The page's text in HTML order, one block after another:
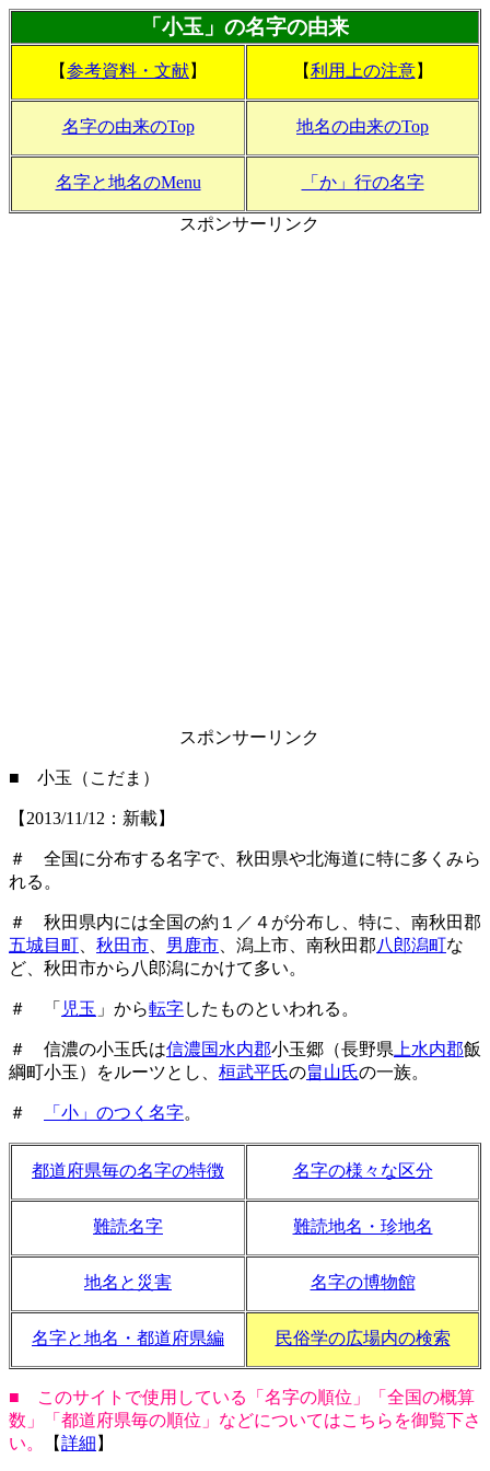
「小玉」の名字の由来
【参考資料・文献】 【利用上の注意】
名字の由来のTop 地名の由来のTop
名字と地名のMenu 「か」行の名字
スポンサーリンク
スポンサーリンク
■ 小玉（こだま）
【2013/11/12：新載】
＃ 全国に分布する名字で、秋田県や北海道に特に多くみら
れる。
＃ 秋田県内には全国の約１／４が分布し、特に、南秋田郡
五城目町
秋田市 男鹿市 、潟上市、南秋田郡八郎潟町な
ど、秋田市から八郎潟にかけて多い。
＃ 「 児玉 」から転字したものといわれる。
＃ 信濃の小玉氏は信濃国水内郡小玉郷（長野県 上水内郡飯
綱町小玉）をルーツとし、 桓武平氏の畠山氏の一族。
＃ 「小」のつく名字。
都道府県毎の名字の特徴 名字の様々な区分
難読名字 難読地名・珍地名
地名と災害 名字の博物館
名字と地名・都道府県編 民俗学の広場内の検索
■ このサイトで使用している「名字の順位」「全国の概算
数」「都道府県毎の順位」などについてはこちらを御覧下さ
い。
【詳細 】